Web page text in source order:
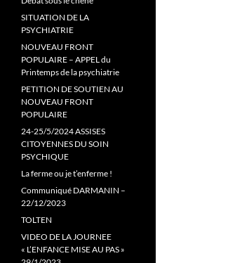
SITUATION DE LA
PSYCHIATRIE
NOUVEAU FRONT
POPULAIRE – APPEL du
Printemps de la psychiatrie
PETITION DE SOUTIEN AU
NOUVEAU FRONT
POPULAIRE
24-25/5/2024 ASSISES
CITOYENNES DU SOIN
PSYCHIQUE
La ferme ou je t’enferme !
Communiqué DARMANIN –
22/12/2023
TOLTEN
VIDEO DE LA JOURNEE
« L’ENFANCE MISE AU PAS »